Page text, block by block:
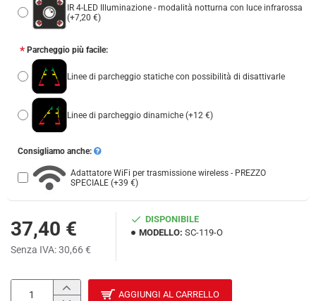
37,40 €
Senza IVA: 30,66 €
DISPONIBILE
MODELLO: SC-119-O
IR 4-LED Illuminazione - modalità notturna con luce infrarossa
(+7,20 €)
Parcheggio più facile:
Linee di parcheggio statiche con possibilità di disattivarle
Linee di parcheggio dinamiche (+12 €)
Consigliamo anche:
Adattatore WiFi per trasmissione wireless - PREZZO
SPECIALE (+39 €)
AGGIUNGI AL CARRELLO